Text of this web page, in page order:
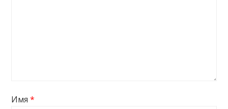
Имя*